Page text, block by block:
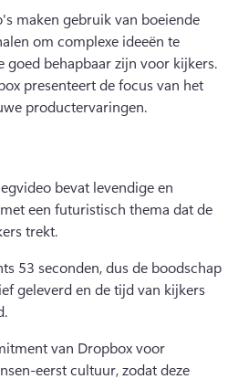
maken gebruik van boeiende
om complexe ideeën te
presenteert de focus van het
productervaringen.
bevat levendige en
een futuristisch thema dat de
trekt.
53 seconden, dus de boodschap
geleverd en de tijd van kijkers
van Dropbox voor
eerst cultuur, zodat deze